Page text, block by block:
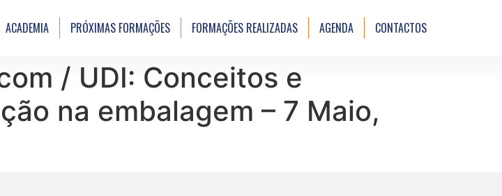
ACADEMIA PRÓXIMAS FORMAÇÕES FORMAÇÕES REALIZADAS AGENDA CONTACTOS
/ UDI: Conceitos e
na embalagem – 7 Maio,